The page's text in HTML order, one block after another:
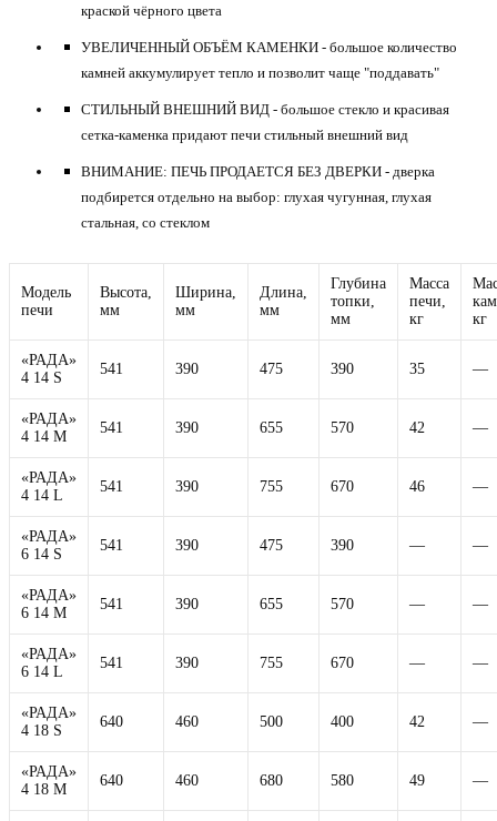
краской чёрного цвета
УВЕЛИЧЕННЫЙ ОБЪЁМ КАМЕНКИ - большое количество
камней аккумулирует тепло и позволит чаще "поддавать"
СТИЛЬНЫЙ ВНЕШНИЙ ВИД - большое стекло и красивая
сетка-каменка придают печи стильный внешний вид
ВНИМАНИЕ: ПЕЧЬ ПРОДАЕТСЯ БЕЗ ДВЕРКИ - дверка
подбирется отдельно на выбор: глухая чугунная, глухая
стальная, со стеклом
Модель
печи
Высота,
мм
Ширина,
мм
Длина,
мм
Глубина
топки,
мм
Масса
печи,
кг
кг
«РАДА»
4 14 S
541 390 475 390 35 —
«РАДА»
4 14 M
541 390 655 570 42 —
«РАДА»
4 14 L
541 390 755 670 46 —
«РАДА»
6 14 S
541 390 475 390 — —
«РАДА»
6 14 M
541 390 655 570 — —
«РАДА»
6 14 L
541 390 755 670 — —
«РАДА»
4 18 S
640 460 500 400 42 —
«РАДА»
4 18 M
640 460 680 580 49 —